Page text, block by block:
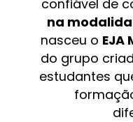
confiável de
na
nasceu o EJA
do grupo
estudantes